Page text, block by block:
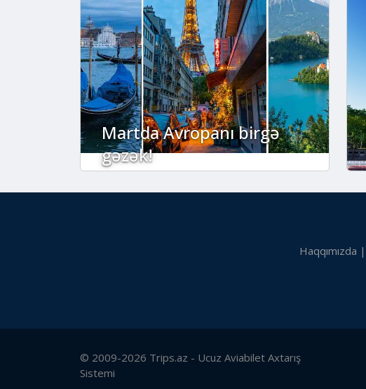
Martda Avropanı birgə
gəzək!
Haqqımızda |
© 2009-2026 Trips.az - Ucuz Aviabilet Axtarış
Sistemi